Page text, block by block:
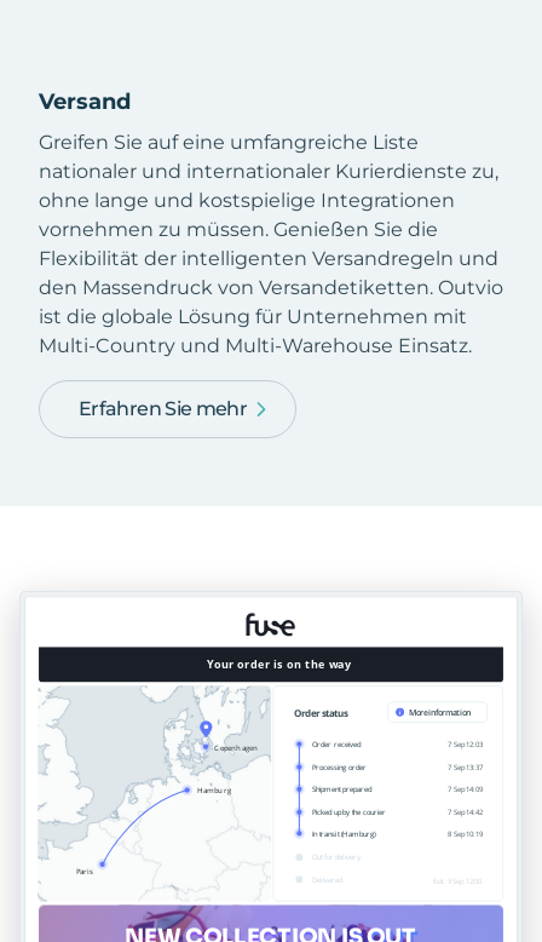
Versand
Greifen Sie auf eine umfangreiche Liste
nationaler und internationaler Kurierdienste zu,
ohne lange und kostspielige Integrationen
vornehmen zu müssen. Genießen Sie die
Flexibilität der intelligenten Versandregeln und
den Massendruck von Versandetiketten. Outvio
ist die globale Lösung für Unternehmen mit
Multi-Country und Multi-Warehouse Einsatz.
Erfahren Sie mehr